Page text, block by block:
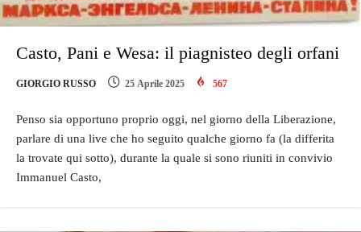
Casto, Pani e Wesa: il piagnisteo degli orfani
GIORGIO RUSSO 25 Aprile 2025 567
Penso sia opportuno proprio oggi, nel giorno della Liberazione,
parlare di una live che ho seguito qualche giorno fa (la differita
la trovate qui sotto), durante la quale si sono riuniti in convivio
Immanuel Casto,